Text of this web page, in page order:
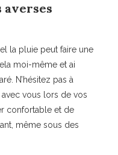
averses
la pluie peut faire une
moi-même et ai
N’hésitez pas à
avec vous lors de vos
confortable et de
même sous des